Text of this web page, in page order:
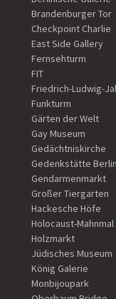
Brandenburger Tor
Checkpoint Charlie
East Side Gallery
Fernsehturm
FIT
Friedrich-Ludwig-
Funkturm
Gärten der Welt
Gay Museum
Gedächtniskirche
Gedenkstätte
Gendarmenmarkt
Großer Tiergarten
Hackesche Höfe
Holocaust-Mahnmal
Holzmarkt
Jüdisches Museum
König Galerie
Monbijoupark